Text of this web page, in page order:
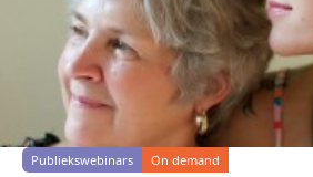
Publiekswebinars On demand